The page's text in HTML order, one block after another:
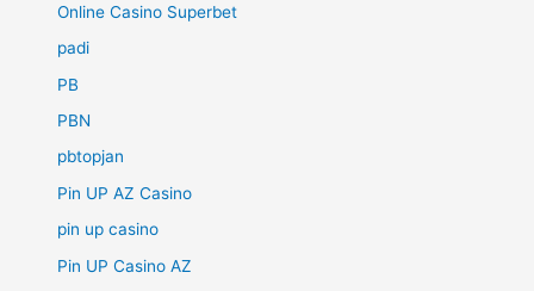
Online Casino Superbet
padi
PB
PBN
pbtopjan
Pin UP AZ Casino
pin up casino
Pin UP Casino AZ